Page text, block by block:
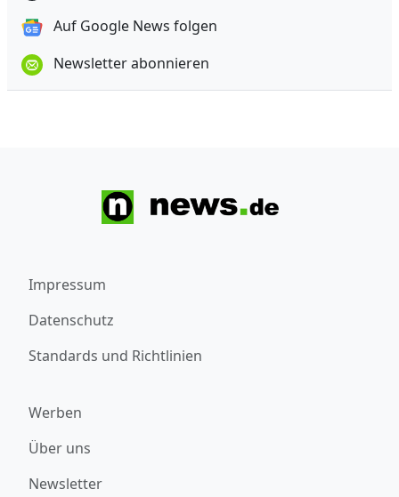
Auf Google News folgen
Newsletter abonnieren
Impressum
Datenschutz
Standards und Richtlinien
Werben
Über uns
Newsletter